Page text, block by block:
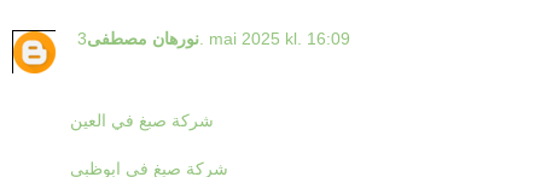
نورهان مصطفى 3. mai 2025 kl. 16:09
شركة صبغ في العين
شركة صبغ في ابوظبي